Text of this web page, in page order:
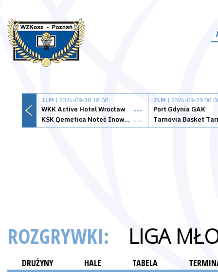
1LM | 2026-09-18 18:00
WKK Active Hotel Wrocław
---
KSK Qemetica Noteć Inowrocław ---
2LM | 2026-09-19
Port Gdynia GAK
ROZGRYWKI: LIGA
DRUŻYNY HALE TABELA